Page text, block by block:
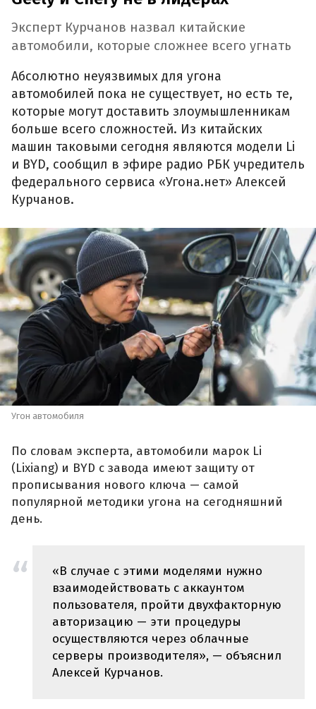
Эксперт Курчанов назвал китайские
автомобили, которые сложнее всего угнать
Абсолютно неуязвимых для угона
автомобилей пока не существует, но есть те,
которые могут доставить злоумышленникам
больше всего сложностей. Из китайских
машин таковыми сегодня являются модели Li
и BYD, сообщил в эфире радио РБК учредитель
федерального сервиса «Угона.нет» Алексей
Курчанов.
Угон автомобиля
По словам эксперта, автомобили марок Li
(Lixiang) и BYD с завода имеют защиту от
прописывания нового ключа — самой
популярной методики угона на сегодняшний
день.
«В случае с этими моделями нужно
взаимодействовать с аккаунтом
пользователя, пройти двухфакторную
авторизацию — эти процедуры
осуществляются через облачные
серверы производителя», — объяснил
Алексей Курчанов.